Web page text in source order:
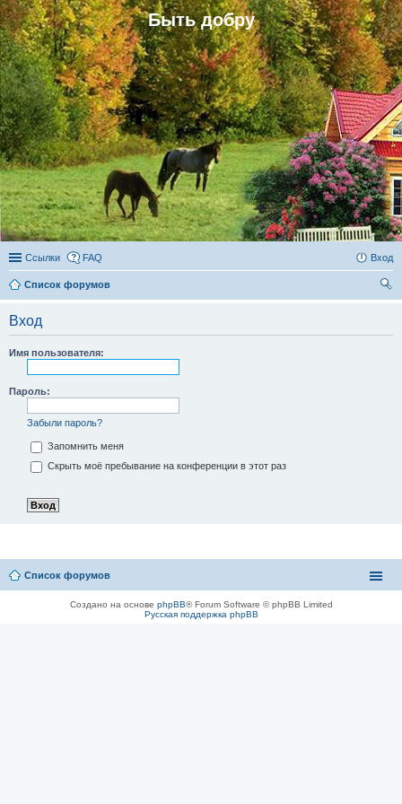
Быть добру
Ссылки FAQ Вход
Список форумов
Вход
Имя пользователя:
Пароль:
Забыли пароль?
Запомнить меня
Скрыть моё пребывание на конференции в этот раз
Список форумов
Создано на основе phpBB® Forum Software © phpBB Limited
Русская поддержка phpBB